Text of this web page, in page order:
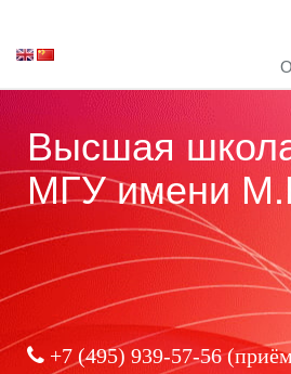
Высшая
МГУ имени
+7 (495) 939-57-56